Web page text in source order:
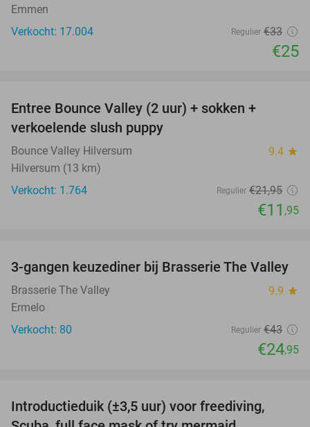
Emmen
Verkocht: 17.004
Regulier €33
€25
Entree Bounce Valley (2 uur) + sokken +
verkoelende slush puppy
Bounce Valley Hilversum 9.4 star
Hilversum (13 km)
Verkocht: 1.764
Regulier €21,95
€11 ,95
42%
3-gangen keuzediner bij Brasserie The Valley
Brasserie The Valley 9.9 star
Ermelo
Verkocht: 80
Regulier €43
€24,95
Introductieduik (±3,5 uur) voor freediving,